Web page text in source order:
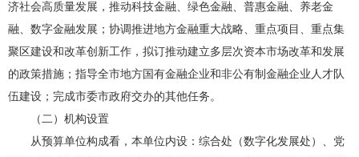
济社会高质量发展，推动科技金融、绿色金融、普惠金融、养老金
融、数字金融发展；协调推进地方金融重大战略、重点项目、重点集
聚区建设和改革创新工作，拟订推动建立多层次资本市场改革和发展
的政策措施；指导全市地方国有金融企业和非公有制金融企业人才队
伍建设；完成市委市政府交办的其他任务。
（二）机构设置
从预算单位构成看，本单位内设：综合处（数字化发展处）、党